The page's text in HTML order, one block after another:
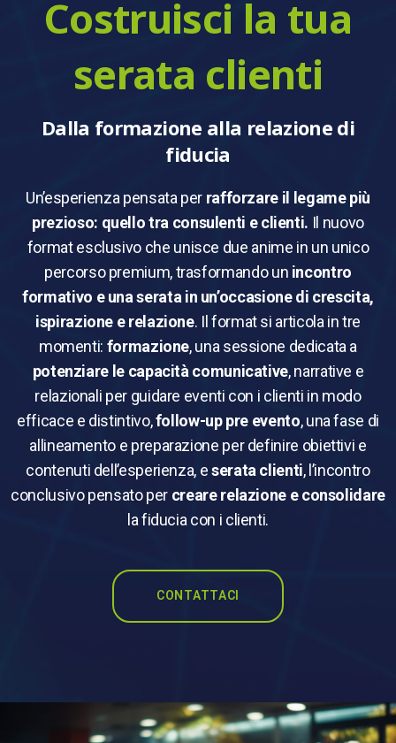
Costruisci la tua
serata clienti
Dalla formazione alla relazione di
fiducia
Un’esperienza pensata per rafforzare il legame più
prezioso: quello tra consulenti e clienti. Il nuovo
format esclusivo che unisce due anime in un unico
percorso premium, trasformando un incontro
formativo e una serata in un’occasione di crescita,
ispirazione e relazione. Il format si articola in tre
momenti: formazione, una sessione dedicata a
potenziare le capacità comunicative, narrative e
relazionali per guidare eventi con i clienti in modo
efficace e distintivo,follow-up pre evento, una fase di
allineamento e preparazione per definire obiettivi e
contenuti dell’esperienza, eserata clienti, l’incontro
conclusivo pensato per creare relazione e consolidare
la fiducia con i clienti.
CONTATTACI